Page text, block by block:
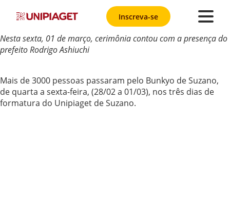
Inscreva-se
Nesta sexta, 01 de março, cerimônia contou com a presença do
prefeito Rodrigo Ashiuchi
Mais de 3000 pessoas passaram pelo Bunkyo de Suzano,
de quarta a sexta-feira, (28/02 a 01/03), nos três dias de
formatura do Unipiaget de Suzano.